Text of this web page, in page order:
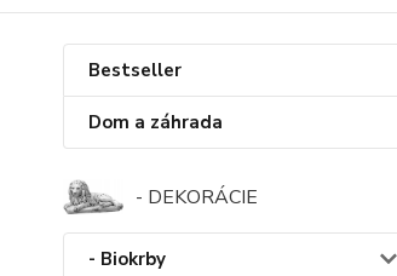
Bestseller
Dom a záhrada
- DEKORÁCIE
- Biokrby